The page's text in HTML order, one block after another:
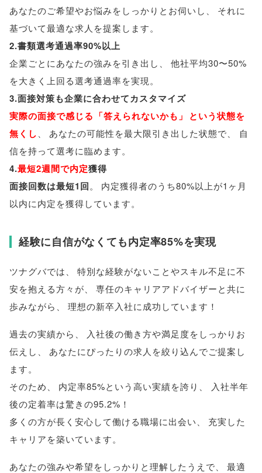
あなたのご希望やお悩みをしっかりとお伺いし
それに
基づいて最適な求人を提案します。
2.書類選考通過率90%以上
企業ごとにあなたの強みを引き出し
他社平均30〜50%
を大きく上回る選考通過率を実現 。
3.面接対策も企業に合わせてカスタマイズ
実際の面接で感じる 「答えられないかも 」 という状態を
無くし
あなたの可能性を最大限引き出した状態で
自
信を持って選考に臨めます。
4.最短2週間で内定獲得
面接回数は最短1回。
内定獲得者のうち80%以上が1ヶ月
以内に内定を獲得しています。
経験に自信がなくても内定率85%を実現
ツナグバでは
特別な経験がないことやスキル不足に不
安を抱える方々が
専任のキャリアアドバイザーと共に
歩みながら
理想の新卒入社に成功しています！
過去の実績から
入社後の働き方や満足度をしっかりお
伝えし
あなたにぴったりの求人を絞り込んでご提案し
ます。
そのため
内定率85%という高い実績を誇り
入社半年
後の定着率は驚きの95.2%！
多くの方が長く安心して働ける職場に出会い
充実した
キャリアを築いています。
あなたの強みや希望をしっかりと理解したうえで
最適